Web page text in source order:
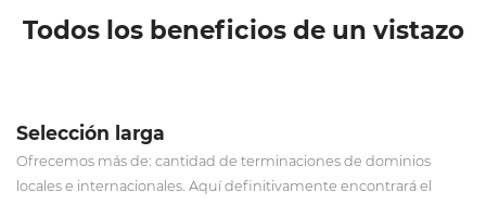
Todos los beneficios de un vistazo
Selección larga
Ofrecemos más de: cantidad de terminaciones de dominios
locales e internacionales. Aquí definitivamente encontrará el